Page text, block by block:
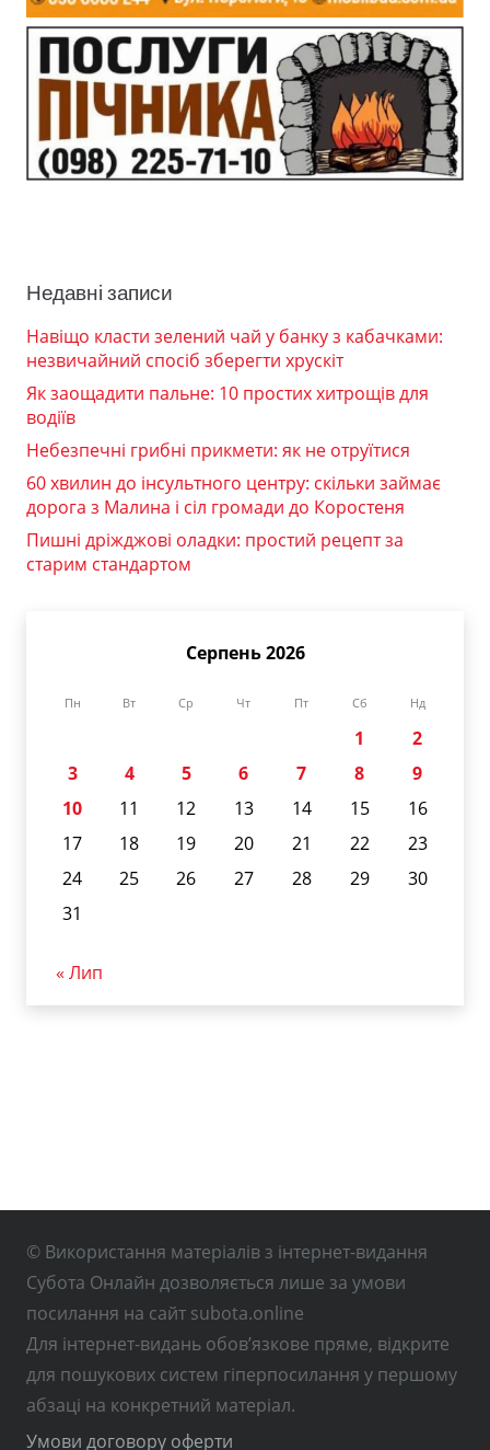
Недавні записи
Навіщо класти зелений чай у банку з кабачками:
незвичайний спосіб зберегти хрускіт
Як заощадити пальне: 10 простих хитрощів для
водіїв
Небезпечні грибні прикмети: як не отруїтися
60 хвилин до інсультного центру: скільки займає
дорога з Малина і сіл громади до Коростеня
Пишні дріжджові оладки: простий рецепт за
старим стандартом
Серпень 2026
Пн Вт Ср Чт Пт Сб Нд
1
2
3
4 5 6 7 8
9
10
11 12 13 14 15
16
17
18 19 20 21 22
23
24
25 26 27 28 29
30
31
« Лип
© Використання матеріалів з інтернет-видання
Субота Онлайн дозволяється лише за умови
посилання на сайт subota.online
Для інтернет-видань обов’язкове пряме, відкрите
для пошукових систем гіперпосилання у першому
абзаці на конкретний матеріал.
Умови договору оферти